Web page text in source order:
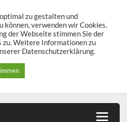
zu gestalten und
können, verwenden wir Cookies.
der Webseite stimmen Sie der
zu. Weitere Informationen zu
Datenschutzerklärung.